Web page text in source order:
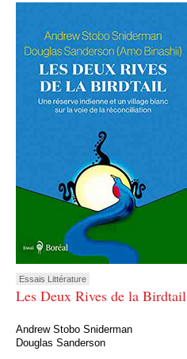
Essais Littérature
Les Deux Rives de la Birdtail
Andrew Stobo Sniderman
Douglas Sanderson